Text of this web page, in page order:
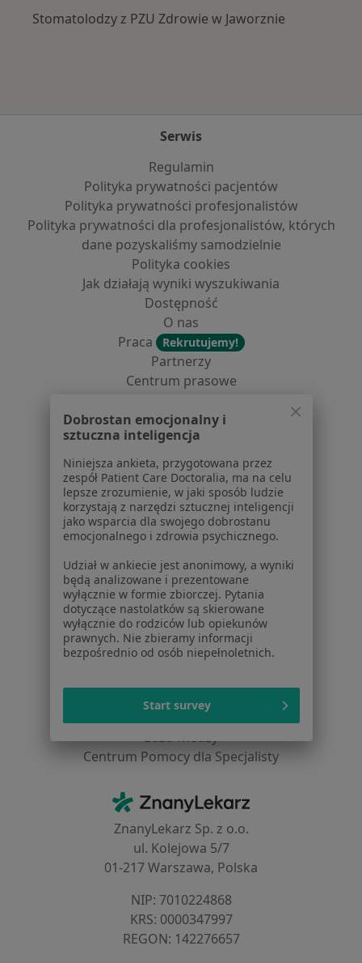
Stomatolodzy z PZU Zdrowie w Jaworznie
Serwis
Regulamin
Polityka prywatności pacjentów
Polityka prywatności profesjonalistów
Polityka prywatności dla profesjonalistów, których
dane pozyskaliśmy samodzielnie
Polityka cookies
Jak działają wyniki wyszukiwania
Dostępność
O nas
Praca
Rekrutujemy!
Partnerzy
Centrum prasowe
Dla pacjentów
Lekarze
Placówki medyczne
Pytania i odpowiedzi
Usługi i zabiegi
Choroby
Pomoc
Aplikacje mobilne
Blog dla pacjentów
Dla profesjonalistów
Cennik
Dla placówek medycznych
Baza wiedzy
Centrum Pomocy dla Specjalisty
ZnanyLekarz - Strona główna
ZnanyLekarz Sp. z o.o.
ul. Kolejowa 5/7
01-217 Warszawa, Polska
NIP: ⁠7010224868
KRS: ⁠0000347997
REGON: ⁠142276657
Dobrostan emocjonalny i
sztuczna inteligencja
Niniejsza ankieta, przygotowana przez
zespół Patient Care Doctoralia, ma na celu
lepsze zrozumienie, w jaki sposób ludzie
korzystają z narzędzi sztucznej inteligencji
jako wsparcia dla swojego dobrostanu
emocjonalnego i zdrowia psychicznego.
Udział w ankiecie jest anonimowy, a wyniki
będą analizowane i prezentowane
wyłącznie w formie zbiorczej. Pytania
dotyczące nastolatków są skierowane
wyłącznie do rodziców lub opiekunów
prawnych. Nie zbieramy informacji
bezpośrednio od osób niepełnoletnich.
Start survey